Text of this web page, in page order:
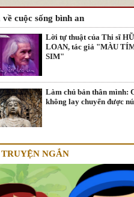
cuộc sống bình an
Lời tự thuật của Thi sĩ
LOAN, tác giả "MÀU
SIM"
Làm chủ bản thân mình:
không lay chuyển được
TRUYỆN NGẮN